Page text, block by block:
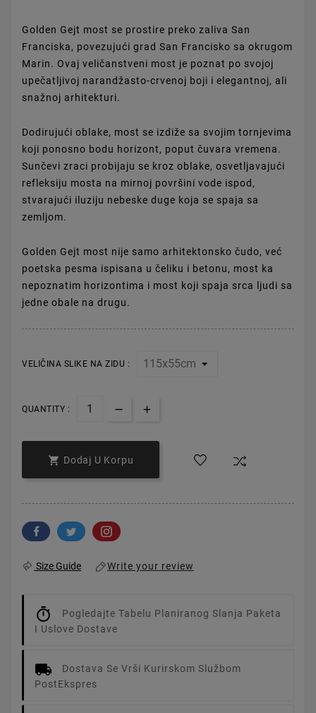
Golden Gejt most se prostire preko zaliva San
Franciska, povezujući grad San Francisko sa okrugom
Marin. Ovaj veličanstveni most je poznat po svojoj
upečatljivoj narandžasto-crvenoj boji i elegantnoj, ali
snažnoj arhitekturi.
Dodirujući oblake, most se izdiže sa svojim tornjevima
koji ponosno bodu horizont, poput čuvara vremena.
Sunčevi zraci probijaju se kroz oblake, osvetljavajući
refleksiju mosta na mirnoj površini vode ispod,
stvarajući iluziju nebeske duge koja se spaja sa
zemljom.
Golden Gejt most nije samo arhitektonsko čudo, već
poetska pesma ispisana u čeliku i betonu, most ka
nepoznatim horizontima i most koji spaja srca ljudi sa
jedne obale na drugu.
VELIČINA SLIKE NA ZIDU :
QUANTITY :
 Dodaj U Korpu
Size Guide Write your review
Pogledajte Tabelu Planiranog Slanja Paketa
I Uslove Dostave
Dostava Se Vrši Kurirskom Službom
PostEkspres